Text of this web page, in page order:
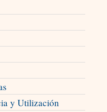
y Utilización